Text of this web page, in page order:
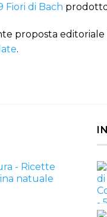
Fiori di Bach
proposta editoriale
.
- Ricette
natuale